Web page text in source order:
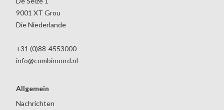
9001 XT Grou
Die Niederlande
+31 (0)88-4553000
info@combinoord.nl
Allgemein
Nachrichten